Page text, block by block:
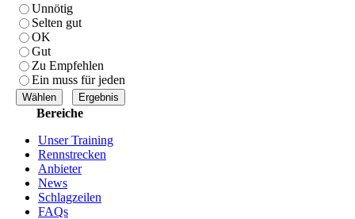
Unnötig
Selten gut
OK
Gut
Zu Empfehlen
Ein muss für jeden
Bereiche
Unser Training
Rennstrecken
Anbieter
News
Schlagzeilen
FAQs